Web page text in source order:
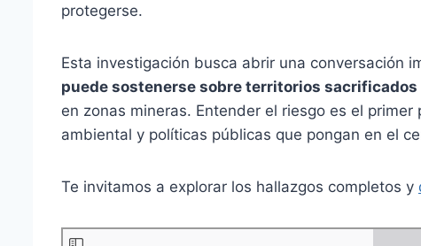
protegerse.
Esta investigación busca abrir una conversación
puede sostenerse sobre territorios sacrificados
en zonas mineras. Entender el riesgo es el
ambiental y políticas públicas que pongan en el
Te invitamos a explorar los hallazgos completos y